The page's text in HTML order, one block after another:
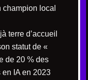
champion local
terre d’accueil
statut de «
de 20 % des
en IA en 2023